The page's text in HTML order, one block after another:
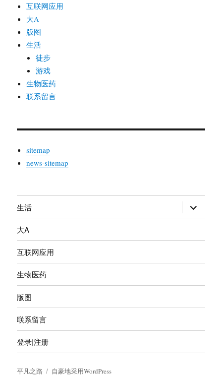
互联网应用
大A
版图
生活
徒步
游戏
生物医药
联系留言
sitemap
news-sitemap
生活
开
大A
互联网应用
生物医药
版图
联系留言
登录|注册
平凡之路 自豪地采用WordPress